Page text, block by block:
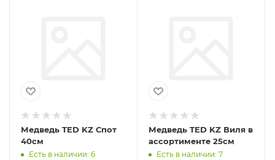
Медведь TED KZ Спот
40см
Есть в наличии: 6
Медведь TED KZ Виля в
ассортименте 25см
Есть в наличии: 7